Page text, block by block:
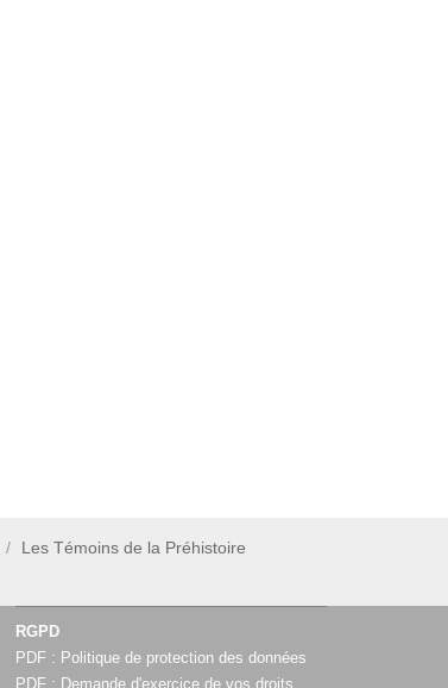
Les Témoins de la Préhistoire
RGPD
PDF : Politique de protection des données